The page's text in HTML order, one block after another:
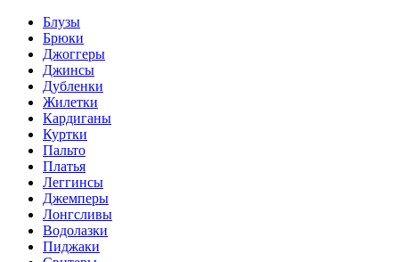
Блузы
Брюки
Джоггеры
Джинсы
Дубленки
Жилетки
Кардиганы
Куртки
Пальто
Платья
Леггинсы
Джемперы
Лонгсливы
Водолазки
Пиджаки